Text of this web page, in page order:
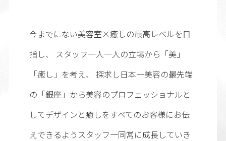
今までにない美容室×癒しの最高レベルを目
指し、 スタッフ一人一人の立場から「美」
「癒し」を考え、 探求し日本一美容の最先端
の「銀座」から美容のプロフェッショナルと
してデザインと癒しをすべてのお客様にお伝
えできるようスタッフ一同常に成長していき